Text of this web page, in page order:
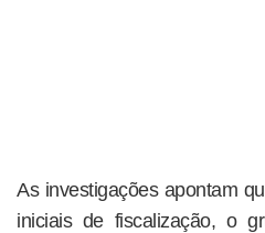
As investigações apontam
iniciais de fiscalização, o